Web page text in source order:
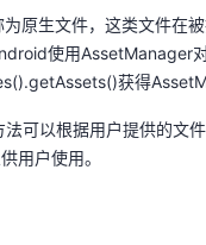
原生文件，这类文件在
使用AssetManager
获得
可以根据用户提供的文
用户使用。